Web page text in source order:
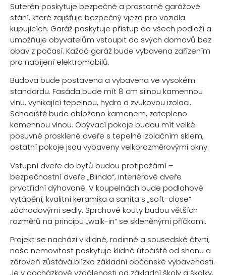
Suterén poskytuje bezpečné a prostorné garážové
stání, které zajišťuje bezpečný vjezd pro vozidla
kupujících. Garáž poskytuje přístup do všech podlaží a
umožňuje obyvatelům vstoupit do svých domovů bez
obav z počasí. Každá garáž bude vybavena zařízením
pro nabíjení elektromobilů.
Budova bude postavena a vybavena ve vysokém
standardu. Fasáda bude mít 8 cm silnou kamennou
vlnu, vynikající tepelnou, hydro a zvukovou izolaci.
Schodiště bude obloženo kamenem, zatepleno
kamennou vlnou. Obývací pokoje budou mít velké
posuvné prosklené dveře s tepelně izolačním sklem,
ostatní pokoje jsou vybaveny velkorozměrovými okny.
Vstupní dveře do bytů budou protipožární –
bezpečnostní dveře „Blindo“, interiérové dveře
prvotřídní dýhované. V koupelnách bude podlahové
vytápění, kvalitní keramika a sanita s „soft-close“
záchodovými sedly. Sprchové kouty budou větších
rozměrů na principu „walk-in“ se skleněnými příčkami.
Projekt se nachází v klidné, rodinné a sousedské čtvrti,
naše nemovitost poskytuje klidné útočiště od shonu a
zároveň zůstává blízko základní občanské vybavenosti.
Je v docházkové vzdálenosti od základní školy a školky,